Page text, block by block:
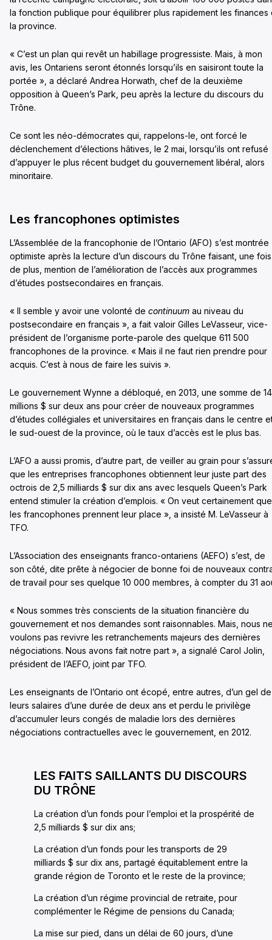
la fonction publique pour équilibrer plus rapidement les finances
la province.
« C’est un plan qui revêt un habillage progressiste. Mais, à mon
avis, les Ontariens seront étonnés lorsqu’ils en saisiront toute la
portée », a déclaré Andrea Horwath, chef de la deuxième
opposition à Queen’s Park, peu après la lecture du discours du
Trône.
Ce sont les néo-démocrates qui, rappelons-le, ont forcé le
déclenchement d’élections hâtives, le 2 mai, lorsqu’ils ont refusé
d’appuyer le plus récent budget du gouvernement libéral, alors
minoritaire.
Les francophones optimistes
L’Assemblée de la francophonie de l’Ontario (AFO) s’est montrée
optimiste après la lecture d’un discours du Trône faisant, une fois
de plus, mention de l’amélioration de l’accès aux programmes
d’études postsecondaires en français.
« Il semble y avoir une volonté de continuum au niveau du
postsecondaire en français », a fait valoir Gilles LeVasseur, vice-
président de l’organisme porte-parole des quelque 611 500
francophones de la province. « Mais il ne faut rien prendre pour
acquis. C’est à nous de faire les suivis ».
Le gouvernement Wynne a débloqué, en 2013, une somme de
millions $ sur deux ans pour créer de nouveaux programmes
d’études collégiales et universitaires en français dans le centre
le sud-ouest de la province, où le taux d’accès est le plus bas.
L’AFO a aussi promis, d’autre part, de veiller au grain pour
que les entreprises francophones obtiennent leur juste part des
octrois de 2,5 milliards $ sur dix ans avec lesquels Queen’s Park
entend stimuler la création d’emplois. « On veut certainement que
les francophones prennent leur place », a insisté M. LeVasseur à
TFO.
L’Association des enseignants franco-ontariens (AEFO) s’est, de
son côté, dite prête à négocier de bonne foi de nouveaux
de travail pour ses quelque 10 000 membres, à compter du 31
« Nous sommes très conscients de la situation financière du
gouvernement et nos demandes sont raisonnables. Mais, nous
voulons pas revivre les retranchements majeurs des dernières
négociations. Nous avons fait notre part », a signalé Carol Jolin,
président de l’AEFO, joint par TFO.
Les enseignants de l’Ontario ont écopé, entre autres, d’un gel de
leurs salaires d’une durée de deux ans et perdu le privilège
d’accumuler leurs congés de maladie lors des dernières
négociations contractuelles avec le gouvernement, en 2012.
LES FAITS SAILLANTS DU DISCOURS
DU TRÔNE
La création d’un fonds pour l’emploi et la prospérité de
2,5 milliards $ sur dix ans;
La création d’un fonds pour les transports de 29
milliards $ sur dix ans, partagé équitablement entre la
grande région de Toronto et le reste de la province;
La création d’un régime provincial de retraite, pour
complémenter le Régime de pensions du Canada;
La mise sur pied, dans un délai de 60 jours, d’une